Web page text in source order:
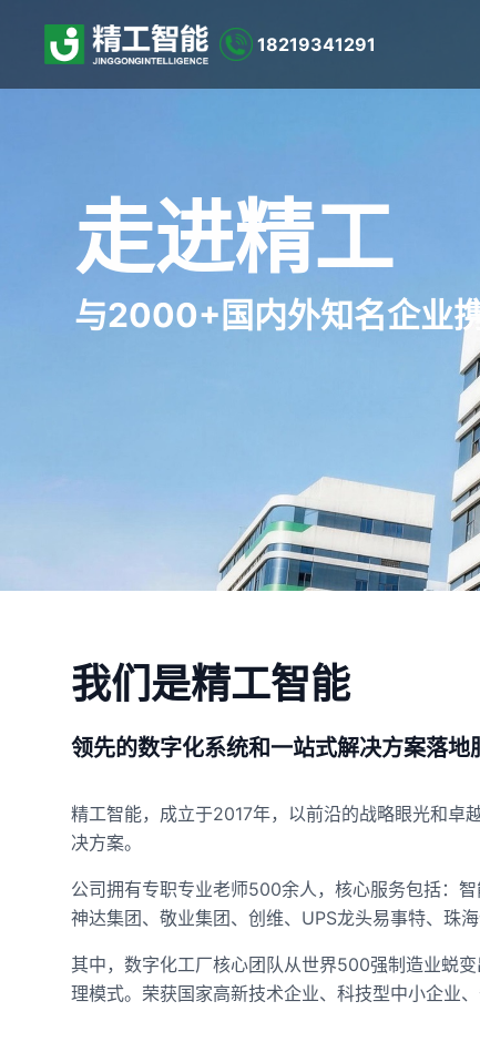
18219341291
走进精工
与2000+国内外知名企业
我们是精工智能
领先的数字化系统和一站式解决方案落地
精工智能，成立于2017年，以前沿的战略眼光和卓
决方案。
公司拥有专职专业老师500余人，核心服务包括：
神达集团、敬业集团、创维、UPS龙头易事特、珠
其中，数字化工厂核心团队从世界500强制造业蜕
理模式。荣获国家高新技术企业、科技型中小企业